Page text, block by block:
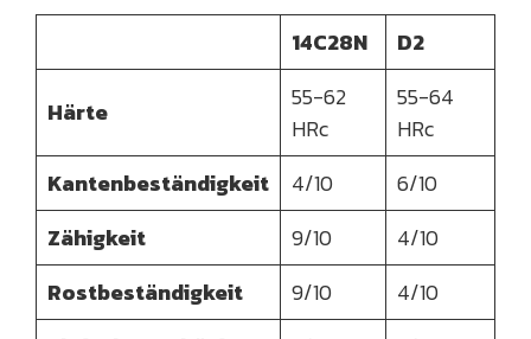
14C28N D2
Härte
55-62
HRc
55-64
HRc
Kantenbeständigkeit
4/10
6/10
Zähigkeit
9/10
4/10
Rostbeständigkeit
9/10
4/10